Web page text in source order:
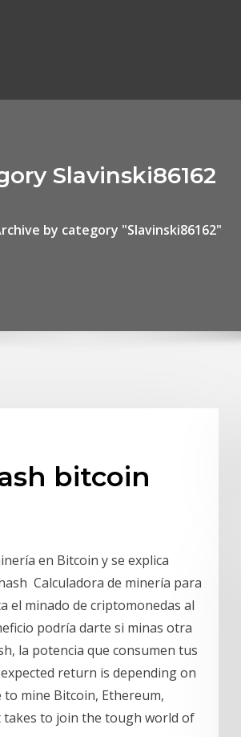
Slavinski86162
by category "Slavinski86162"
bitcoin
en Bitcoin y se explica
Calculadora de minería para
el minado de criptomonedas al
podría darte si minas otra
la potencia que consumen tus
return is depending on
mine Bitcoin, Ethereum,
takes to join the tough world of